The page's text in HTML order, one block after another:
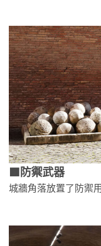
🟫防禦武器
城牆角落放置了防禦